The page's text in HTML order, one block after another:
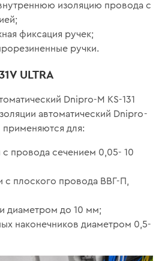
изоляцию провода с
фиксация ручек;
ручки.
ULTRA
Dnipro-M KS-131
автоматический Dnipro-
применяются для:
с провода сечением 0,05- 10
с плоского провода ВВГ-П,
диаметром до 10 мм;
наконечников диаметром 0,5-